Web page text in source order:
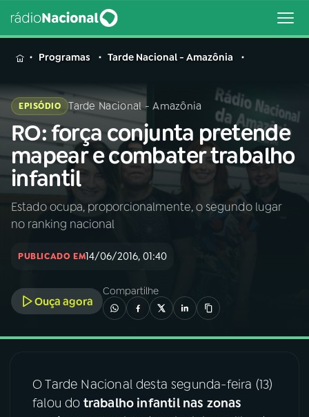
MENU
Buscar
na
Rádio
Nacional
Buscar
AO VIVO
INÍCIO
A RÁDIO
03PROGRAMAÇÃO
04PROGRAMAS
Programas Tarde Nacional - Amazônia
EPISÓDIO Tarde Nacional - Amazônia
RO: força conjunta pretende
mapear e combater trabalho
infantil
Estado ocupa, proporcionalmente, o segundo lugar
no ranking nacional
PUBLICADO EM14/06/2016, 01:40
Ouça agora
Compartilhe
O Tarde Nacional desta segunda-feira (13)
falou do trabalho infantil nas zonas